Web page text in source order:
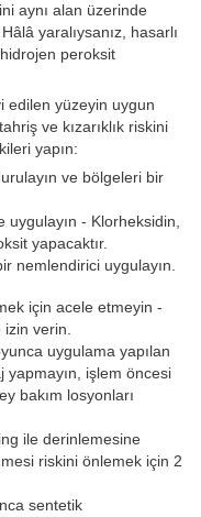
aynı alan üzerinde
yaralıysanız, hasarlı
peroksit
edilen yüzeyin uygun
ve kızarıklık riskini
yapın:
ve bölgeleri bir
- Klorheksidin,
yapacaktır.
nemlendirici uygulayın.
için acele etmeyin -
verin.
uygulama yapılan
yapmayın, işlem öncesi
bakım losyonları
ile derinlemesine
riskini önlemek için 2
sentetik